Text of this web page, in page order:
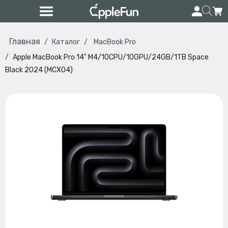
Главная Каталог
MacBook Pro
Apple MacBook Pro 14" M4/10CPU/10GPU/24GB/1TB Space
Black 2024 (MCX04)